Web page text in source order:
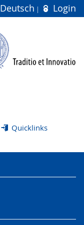
Deutsch Login
Quicklinks